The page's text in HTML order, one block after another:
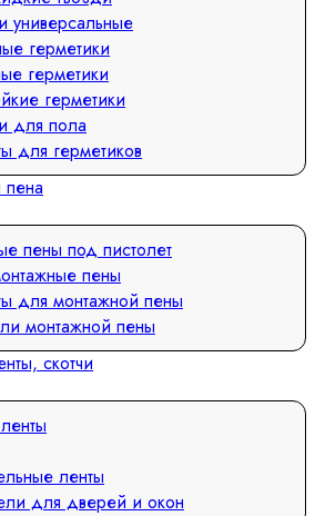
универсальные
герметики
герметики
герметики
для пола
для герметиков
пены под пистолет
пены
для монтажной пены
монтажной пены
скотчи
ленты
для дверей и окон